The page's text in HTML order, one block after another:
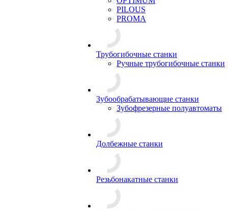
PILOUS
PROMA
Трубогибочные станки
Ручные трубогибочные станки
Зубообрабатывающие станки
Зубофрезерные полуавтоматы
Долбежные станки
Резьбонакатные станки